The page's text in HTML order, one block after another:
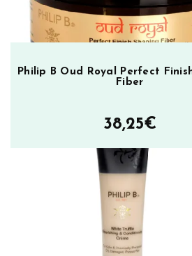
Philip B Oud Royal Perfect
Fiber
38,25€